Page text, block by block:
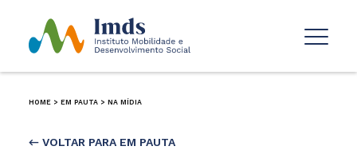
HOME > EM PAUTA > NA MÍDIA
← VOLTAR PARA EM PAUTA